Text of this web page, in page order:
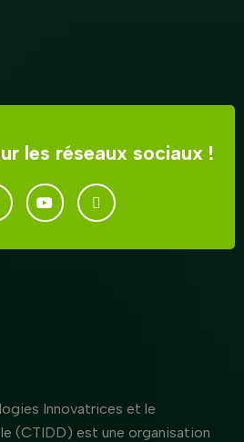
les réseaux sociaux !
Innovatrices et le
(CTIDD) est une organisation